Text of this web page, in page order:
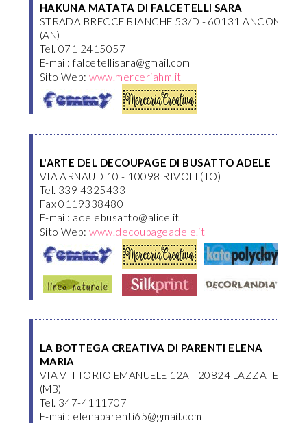
HAKUNA MATATA DI FALCETELLI SARA
STRADA BRECCE BIANCHE 53/D - 60131 ANCONA
(AN)
Tel. 071 2415057
E-mail: falcetellisara@gmail.com
Sito Web:www.merceriahm.it
L'ARTE DEL DECOUPAGE DI BUSATTO ADELE
VIA ARNAUD 10 - 10098 RIVOLI (TO)
Tel. 339 4325433
Fax 0119338480
E-mail: adelebusatto@alice.it
Sito Web:www.decoupageadele.it
LA BOTTEGA CREATIVA DI PARENTI ELENA
MARIA
VIA VITTORIO EMANUELE 12A - 20824 LAZZATE
(MB)
Tel. 347-4111707
E-mail: elenaparenti65@gmail.com